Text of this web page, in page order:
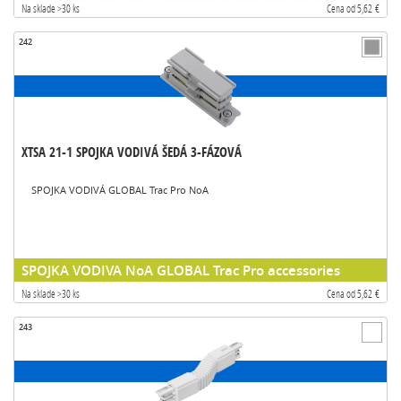
Na sklade >30 ks Cena od 5,62 €
242
XTSA 21-1 SPOJKA VODIVÁ ŠEDÁ 3-FÁZOVÁ
SPOJKA VODIVÁ GLOBAL Trac Pro NoA
SPOJKA VODIVA NoA GLOBAL Trac Pro accessories
Na sklade >30 ks Cena od 5,62 €
243